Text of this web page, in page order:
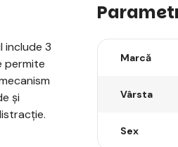
include 3
permite
și
Marcă
Vârsta
Sex